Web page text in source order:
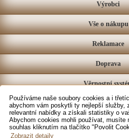
Používáme naše soubory cookies a i
abychom vám poskytli ty nejlepší služby,
relevantní nabídky a získali statistiky o
Abychom cookies mohli používat, musíte
souhlas kliknutím na tlačítko "Povolit
Zobrazit detaily
Výrobci
Vše o nákupu
Reklamace
Doprava
Věrnostní
Prodejna
Kontakt